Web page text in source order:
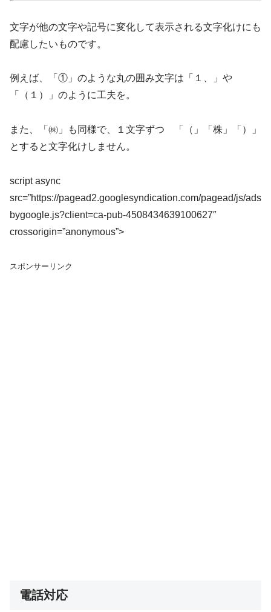
文字が他の文字や記号に変化して表示される文字化けにも
配慮したいものです。
例えば、「①」のような丸の囲み文字は「１、」や
「（１）」のように工夫を。
また、「㈱」も同様で、１文字ずつ 「（」「株」「）」
とすると文字化けしません。
script async
src=”https://pagead2.googlesyndication.com/pagead/js/ads
bygoogle.js?client=ca-pub-4508434639100627″
crossorigin=”anonymous”>
スポンサーリンク
電話対応